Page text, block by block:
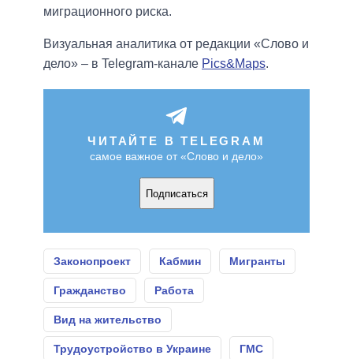
миграционного риска.
Визуальная аналитика от редакции «Слово и
дело» – в Telegram-канале Pics&Maps.
ЧИТАЙТЕ В TELEGRAM
самое важное от «Слово и дело»
Подписаться
Законопроект Кабмин Мигранты
Гражданство Работа
Вид на жительство
Трудоустройство в Украине ГМС